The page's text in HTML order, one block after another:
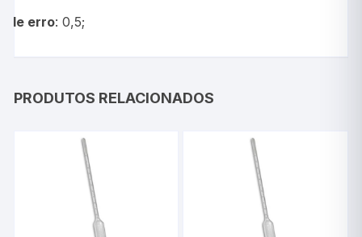
de erro: 0,5;
PRODUTOS RELACIONADOS